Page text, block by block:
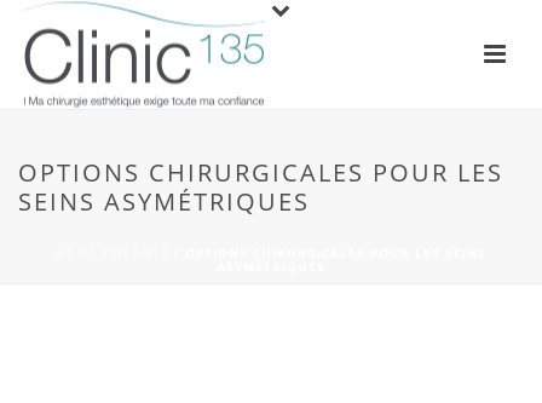
OPTIONS CHIRURGICALES POUR LES
SEINS ASYMÉTRIQUES